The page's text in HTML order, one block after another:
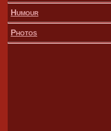
Humour
Photos